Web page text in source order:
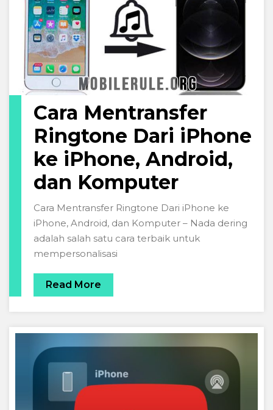
Cara Mentransfer
Ringtone Dari iPhone
ke iPhone, Android,
dan Komputer
Cara Mentransfer Ringtone Dari iPhone ke
iPhone, Android, dan Komputer – Nada dering
adalah salah satu cara terbaik untuk
mempersonalisasi
Read More